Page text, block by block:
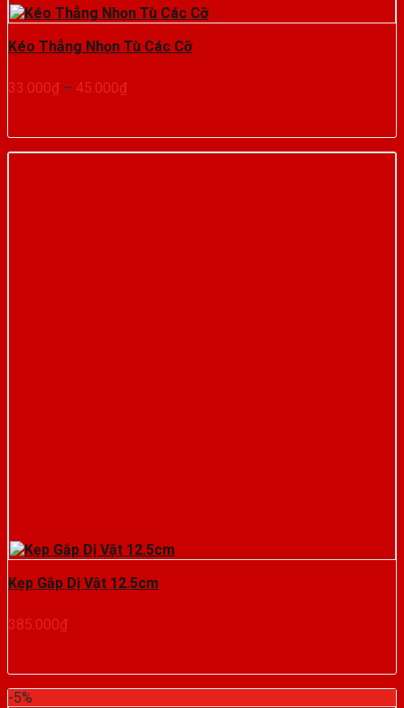
Kéo Thẳng Nhọn Tù Các Cỡ
33.000₫ – 45.000₫Khoảng
33.000₫
đến
Kẹp Gắp Dị Vật 12.5cm
385.000₫
-5%